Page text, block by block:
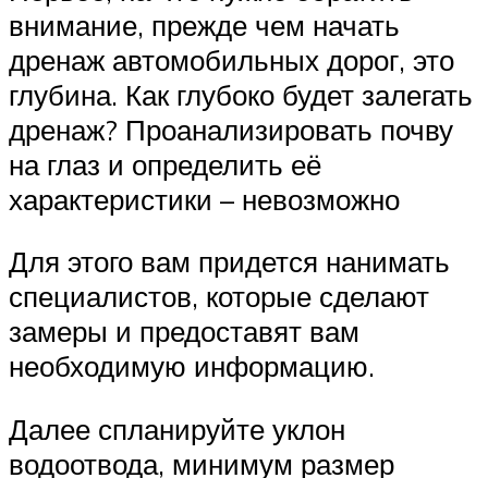
внимание, прежде чем начать
дренаж автомобильных дорог, это
глубина. Как глубоко будет залегать
дренаж? Проанализировать почву
на глаз и определить её
характеристики – невозможно
Для этого вам придется нанимать
специалистов, которые сделают
замеры и предоставят вам
необходимую информацию.
Далее спланируйте уклон
водоотвода, минимум размер